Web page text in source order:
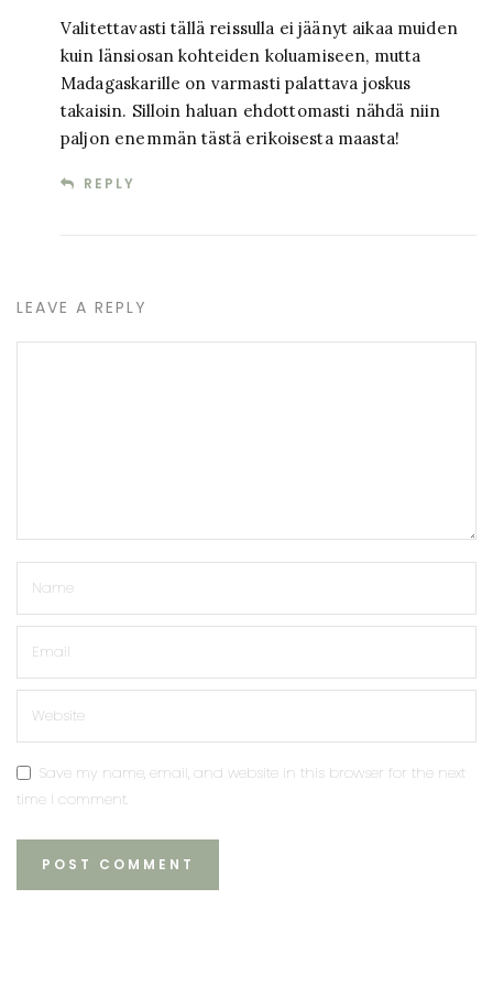
Valitettavasti tällä reissulla ei jäänyt aikaa muiden
kuin länsiosan kohteiden koluamiseen, mutta
Madagaskarille on varmasti palattava joskus
takaisin. Silloin haluan ehdottomasti nähdä niin
paljon enemmän tästä erikoisesta maasta!
REPLY
LEAVE A REPLY
Save my name, email, and website in this browser for the next
time I comment.